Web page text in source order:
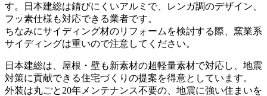
す。日本建総は錆びにくいアルミで、レンガ調のデザイン、
フッ素仕様も対応できる業者です。
ちなみにサイディング材のリフォームを検討する際、窯業系
サイディングは重いので注意してください。
日本建総は、屋根・壁も新素材の超軽量素材で対応し、地震
対策に貢献できる住宅づくりの提案を得意としています。
外装は丸ごと20年メンテナンス不要の、地震に強い住まいを